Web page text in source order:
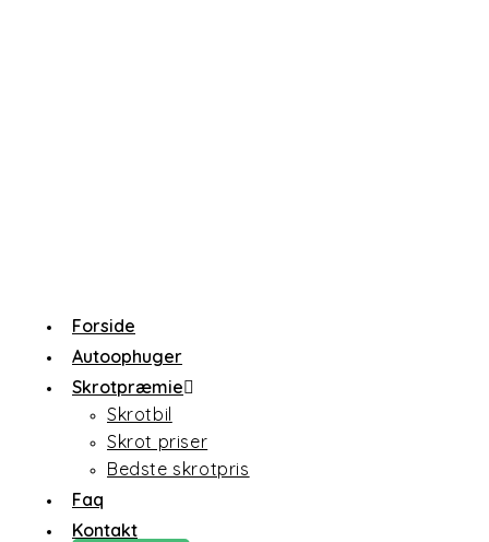
Forside
Autoophuger
Skrotpræmie
Skrotbil
Skrot priser
Bedste skrotpris
Faq
Kontakt